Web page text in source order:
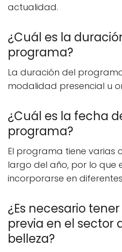
actualidad.
¿Cuál es la
programa?
La duración del
modalidad presencial u
¿Cuál es la fecha
programa?
El programa tiene varias
largo del año, por lo que
incorporarse en
¿Es necesario
previa en el sector
belleza?